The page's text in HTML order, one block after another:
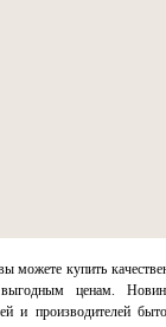
можете купить
ценам.
и производителей